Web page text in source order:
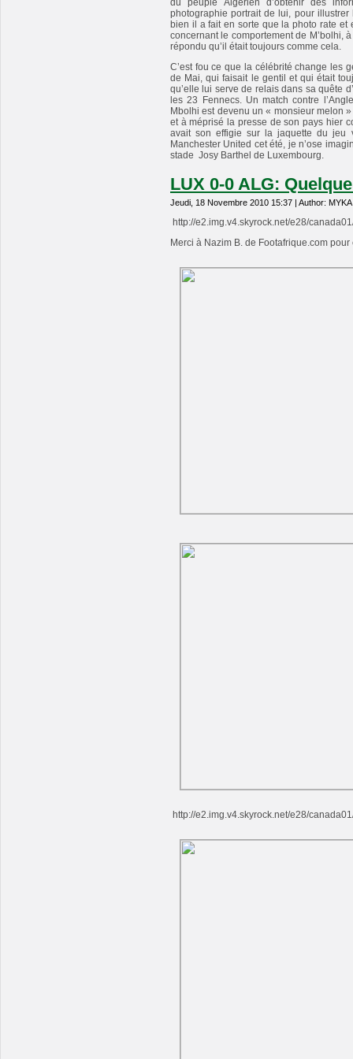
photographie portrait de lui, pour
bien il a fait en sorte que la photo rate et
concernant le comportement de M’bolhi,
répondu qu’il était toujours comme cela.
C’est fou ce que la célébrité change les
de Mai, qui faisait le gentil et qui était
qu’elle lui serve de relais dans sa quête
les 23 Fennecs. Un match contre
Mbolhi est devenu un « monsieur melon
et à méprisé la presse de son pays hier
avait son effigie sur la jaquette du jeu
Manchester United cet été, je n’ose
stade Josy Barthel de Luxembourg.
LUX 0-0 ALG:
Jeudi, 18 Novembre 2010 15:37 | Author:
http://e2.img.v4.skyrock.net/e28/
Merci à Nazim B. de Footafrique.com pour
http://e2.img.v4.skyrock.net/e28/